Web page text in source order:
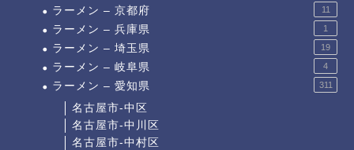
ラーメン – 京都府 11
ラーメン – 兵庫県 1
ラーメン – 埼玉県 19
ラーメン – 岐阜県 4
ラーメン – 愛知県 311
名古屋市-中区
名古屋市-中川区
名古屋市-中村区